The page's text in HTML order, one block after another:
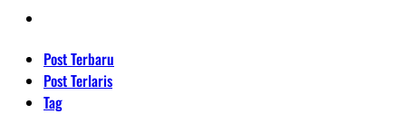
Post Terbaru
Post Terlaris
Tag